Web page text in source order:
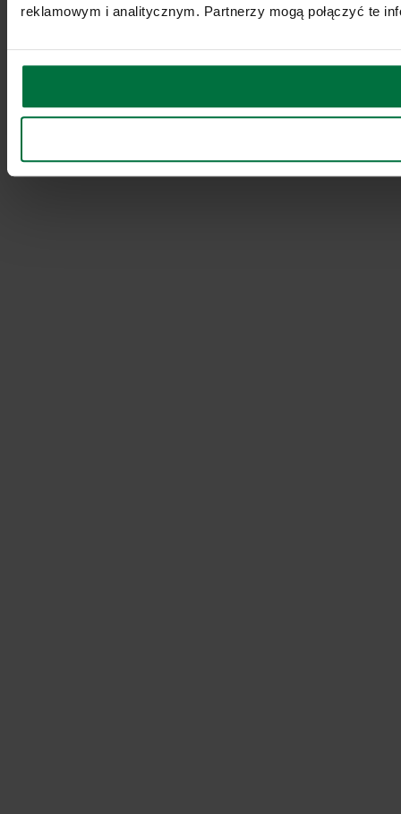
reklamowym i analitycznym. Partnerzy mogą połączyć te